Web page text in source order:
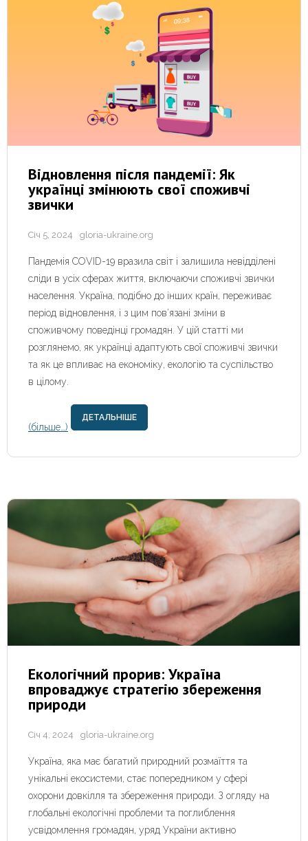
Відновлення після пандемії: Як
українці змінюють свої споживчі
звички
Січ 5, 2024 gloria-ukraine.org
Пандемія COVID-19 вразила світ і залишила невідділені
сліди в усіх сферах життя, включаючи споживчі звички
населення. Україна, подібно до інших країн, переживає
період відновлення, і з цим пов’язані зміни в
споживчому поведінці громадян. У цій статті ми
розглянемо, як українці адаптують свої споживчі звички
та як це впливає на економіку, екологію та суспільство
в цілому.
(більше…)
ДЕТАЛЬНІШЕ
Екологічний прорив: Україна
впроваджує стратегію збереження
природи
Січ 4, 2024 gloria-ukraine.org
Україна, яка має багатий природний розмаїття та
унікальні екосистеми, стає попередником у сфері
охорони довкілля та збереження природи. З огляду на
глобальні екологічні проблеми та поглиблення
усвідомлення громадян, уряд України активно